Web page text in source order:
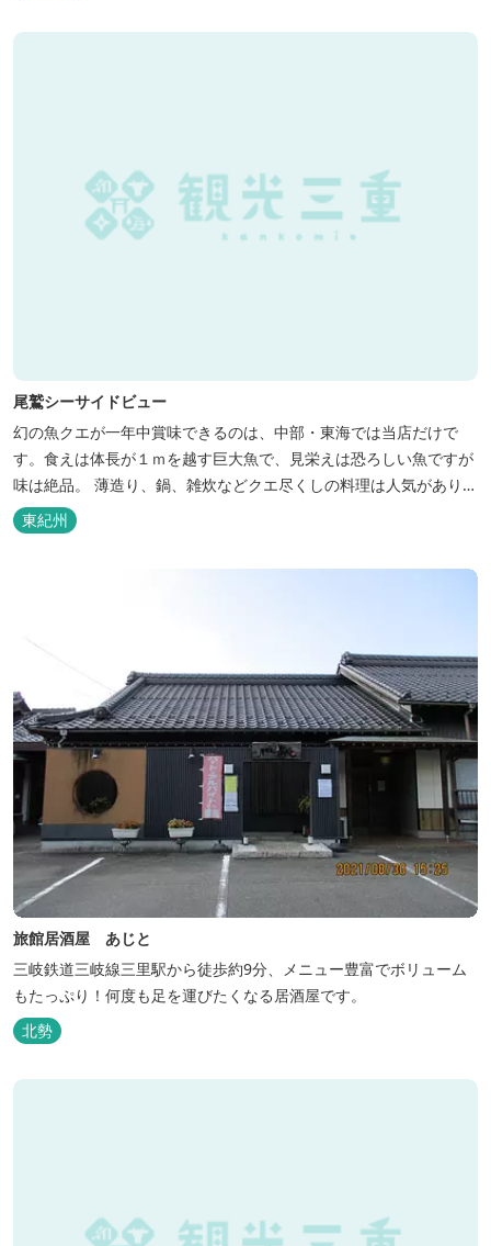
尾鷲シーサイドビュー
幻の魚クエが一年中賞味できるのは、中部・東海では当店だけで
す。食えは体長が１ｍを越す巨大魚で、見栄えは恐ろしい魚ですが
味は絶品。 薄造り、鍋、雑炊などクエ尽くしの料理は人気がありま
す。ぜひご賞味ください（料理だけでも歌。また、宿泊者には船で
の無料遊覧サービス（１時間）を行ないます。
東紀州
旅館居酒屋 あじと
三岐鉄道三岐線三里駅から徒歩約9分、メニュー豊富でボリューム
もたっぷり！何度も足を運びたくなる居酒屋です。
北勢